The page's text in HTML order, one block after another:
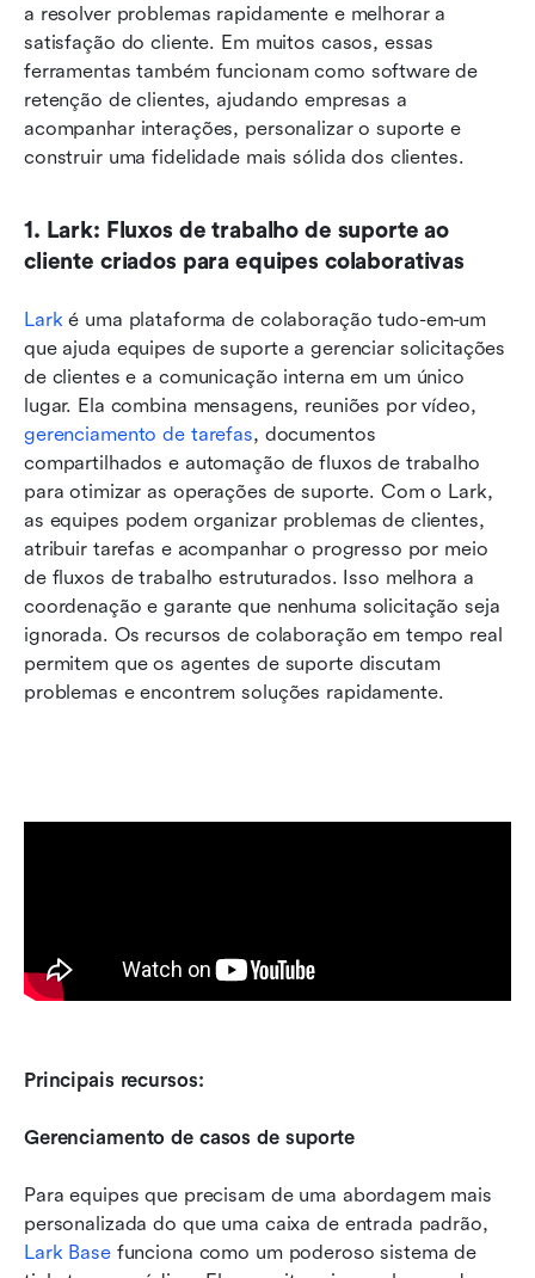
a resolver problemas rapidamente e melhorar a
satisfação do cliente. Em muitos casos, essas
ferramentas também funcionam como software de
retenção de clientes, ajudando empresas a
acompanhar interações, personalizar o suporte e
construir uma fidelidade mais sólida dos clientes.
1. Lark: Fluxos de trabalho de suporte ao
cliente criados para equipes colaborativas
Lark é uma plataforma de colaboração tudo-em-um
que ajuda equipes de suporte a gerenciar solicitações
de clientes e a comunicação interna em um único
gerenciamento de tarefas, documentos
compartilhados e automação de fluxos de trabalho
para otimizar as operações de suporte. Com o Lark,
as equipes podem organizar problemas de clientes,
atribuir tarefas e acompanhar o progresso por meio
de fluxos de trabalho estruturados. Isso melhora a
coordenação e garante que nenhuma solicitação seja
ignorada. Os recursos de colaboração em tempo real
permitem que os agentes de suporte discutam
problemas e encontrem soluções rapidamente.
Principais recursos:
Gerenciamento de casos de suporte
Para equipes que precisam de uma abordagem mais
Lark Base funciona como um poderoso sistema de